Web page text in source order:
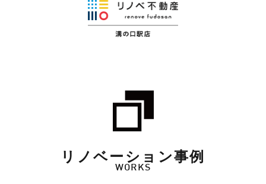
リノベーション事例
WORKS